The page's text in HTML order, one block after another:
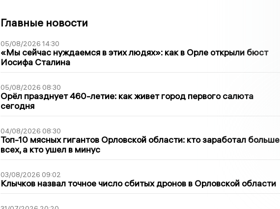
Главные новости
05/08/2026 14:30
«Мы сейчас нуждаемся в этих людях»: как в Орле открыли бюст
Иосифа Сталина
05/08/2026 08:30
Орёл празднует 460-летие: как живет город первого салюта
сегодня
04/08/2026 08:30
Топ-10 мясных гигантов Орловской области: кто заработал больше
всех, а кто ушел в минус
03/08/2026 09:02
Клычков назвал точное число сбитых дронов в Орловской области